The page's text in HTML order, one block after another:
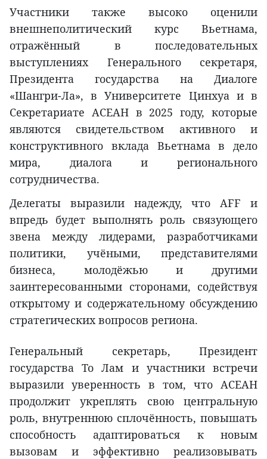
Участники также высоко оценили
внешнеполитический курс Вьетнама,
отражённый в последовательных
выступлениях Генерального секретаря,
Президента государства на Диалоге
«Шангри-Ла», в Университете Цинхуа и в
Секретариате АСЕАН в 2025 году, которые
являются свидетельством активного и
конструктивного вклада Вьетнама в дело
мира, диалога и регионального
сотрудничества.
Делегаты выразили надежду, что AFF и
впредь будет выполнять роль связующего
звена между лидерами, разработчиками
политики, учёными, представителями
бизнеса, молодёжью и другими
заинтересованными сторонами, содействуя
открытому и содержательному обсуждению
стратегических вопросов региона.
Генеральный секретарь, Президент
государства То Лам и участники встречи
выразили уверенность в том, что АСЕАН
продолжит укреплять свою центральную
роль, внутреннюю сплочённость, повышать
способность адаптироваться к новым
вызовам и эффективно реализовывать